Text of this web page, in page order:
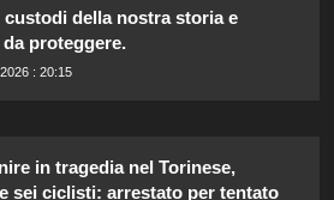
della nostra storia e
proteggere.
: 20:15
in tragedia nel Torinese,
sei ciclisti: arrestato per tentato